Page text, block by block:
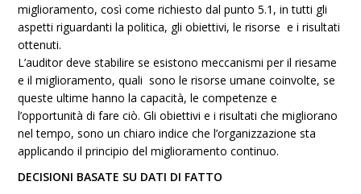
miglioramento, così come richiesto dal punto 5.1, in tutti gli
aspetti riguardanti la politica, gli obiettivi, le risorse e i risultati
ottenuti.
L’auditor deve stabilire se esistono meccanismi per il riesame
e il miglioramento, quali sono le risorse umane coinvolte, se
queste ultime hanno la capacità, le competenze e
l’opportunità di fare ciò. Gli obiettivi e i risultati che migliorano
nel tempo, sono un chiaro indice che l’organizzazione sta
applicando il principio del miglioramento continuo.
DECISIONI BASATE SU DATI DI FATTO